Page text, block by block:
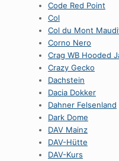
Code Red Point
Col
Col du Mont
Corno Nero
Crag WB Hooded
Crazy Gecko
Dachstein
Dacia Dokker
Dahner Felsenland
Dark Dome
DAV Mainz
DAV-Hütte
DAV-Kurs